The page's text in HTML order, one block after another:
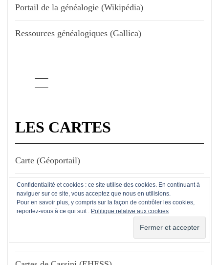
Portail de la généalogie (Wikipédia)
Ressources généalogiques (Gallica)
LES CARTES
Carte (Géoportail)
Carte de l'état civil en ligne
Carte des cadastres et plans en ligne
Confidentialité et cookies : ce site utilise des cookies. En continuant à
naviguer sur ce site, vous acceptez que nous en utilisions.
Pour en savoir plus, y compris sur la façon de contrôler les cookies,
reportez-vous à ce qui suit : Politique relative aux cookies